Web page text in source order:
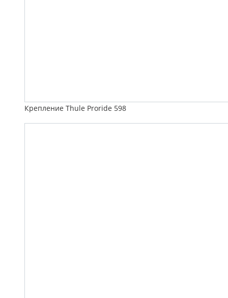
Крепление Thule Proride 598